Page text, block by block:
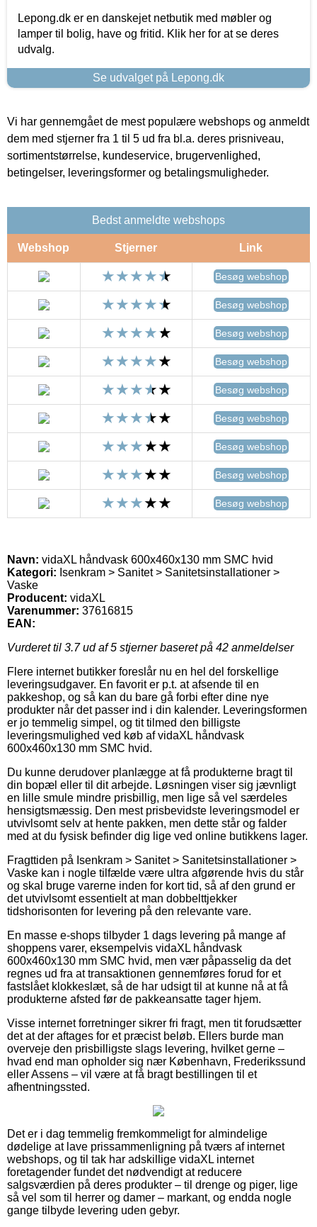
Lepong.dk er en danskejet netbutik med møbler og
lamper til bolig, have og fritid. Klik her for at se deres
udvalg.
Se udvalget på Lepong.dk
Vi har gennemgået de mest populære webshops og anmeldt
dem med stjerner fra 1 til 5 ud fra bl.a. deres prisniveau,
sortimentstørrelse, kundeservice, brugervenlighed,
betingelser, leveringsformer og betalingsmuligheder.
Bedst anmeldte webshops
Webshop Stjerner Link
Besøg webshop
Besøg webshop
Besøg webshop
Besøg webshop
Besøg webshop
Besøg webshop
Besøg webshop
Besøg webshop
Besøg webshop
Navn: vidaXL håndvask 600x460x130 mm SMC hvid
Kategori: Isenkram > Sanitet > Sanitetsinstallationer >
Vaske
Producent: vidaXL
Varenummer: 37616815
EAN:
Vurderet til 3.7ud af 5 stjerner baseret på 42 anmeldelser
Flere internet butikker foreslår nu en hel del forskellige
leveringsudgaver. En favorit er p.t. at afsende til en
pakkeshop, og så kan du bare gå forbi efter dine nye
produkter når det passer ind i din kalender. Leveringsformen
er jo temmelig simpel, og tit tilmed den billigste
leveringsmulighed ved køb af vidaXL håndvask
600x460x130 mm SMC hvid.
Du kunne derudover planlægge at få produkterne bragt til
din bopæl eller til dit arbejde. Løsningen viser sig jævnligt
en lille smule mindre prisbillig, men lige så vel særdeles
hensigtsmæssig. Den mest prisbevidste leveringsmodel er
utvivlsomt selv at hente pakken, men dette står og falder
med at du fysisk befinder dig lige ved online butikkens lager.
Fragttiden på Isenkram > Sanitet > Sanitetsinstallationer >
Vaske kan i nogle tilfælde være ultra afgørende hvis du står
og skal bruge varerne inden for kort tid, så af den grund er
det utvivlsomt essentielt at man dobbelttjekker
tidshorisonten for levering på den relevante vare.
En masse e-shops tilbyder 1 dags levering på mange af
shoppens varer, eksempelvis vidaXL håndvask
600x460x130 mm SMC hvid, men vær påpasselig da det
regnes ud fra at transaktionen gennemføres forud for et
fastslået klokkeslæt, så de har udsigt til at kunne nå at få
produkterne afsted før de pakkeansatte tager hjem.
Visse internet forretninger sikrer fri fragt, men tit forudsætter
det at der aftages for et præcist beløb. Ellers burde man
overveje den prisbilligste slags levering, hvilket gerne –
hvad end man opholder sig nær København, Frederikssund
eller Assens – vil være at få bragt bestillingen til et
afhentningssted.
Det er i dag temmelig fremkommeligt for almindelige
dødelige at lave prissammenligning på tværs af internet
webshops, og til tak har adskillige vidaXL internet
foretagender fundet det nødvendigt at reducere
salgsværdien på deres produkter – til drenge og piger, lige
så vel som til herrer og damer – markant, og endda nogle
gange tilbyde levering uden gebyr.